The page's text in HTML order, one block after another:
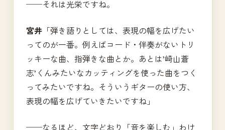
──それは光栄ですね。
宮井 「弾き語りとしては、表現の幅を広げたい
ってのが一番。例えばコード・伴奏がないトリ
ッキーな曲、指弾きな曲とか。あとは’崎山蒼
志’くんみたいなカッティングを使った曲をつく
ってみたいですね。そういうギターの使い方、
表現の幅を広げていきたいですね」
──なるほど、文字どおり「音を楽しむ」わけ